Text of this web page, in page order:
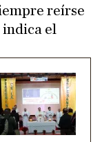
reírse
el